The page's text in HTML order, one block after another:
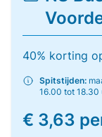
40% korting
Spitstijden:
16.00 tot 18.30
€ 3,63